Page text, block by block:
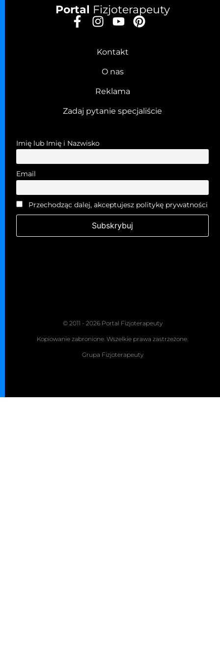
Portal Fizjoterapeuty
Kontakt
O nas
Reklama
Zadaj pytanie specjaliście
Imię lub Imię i Nazwisko
Email
Przechodząc dalej, akceptujesz politykę prywatności
© 2011 - 2026 Portal Fizjoterapeuty
Kopiowanie zabronione. Wszelkie prawa zastrzeżone.
Grupa Fizjoterapeuty